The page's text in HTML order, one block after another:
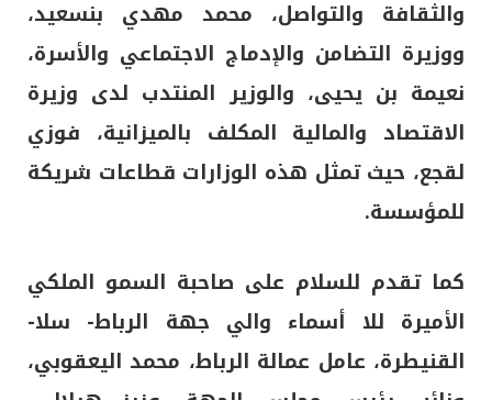
والثقافة والتواصل، محمد مهدي بنسعيد،
ووزيرة التضامن والإدماج الاجتماعي والأسرة،
نعيمة بن يحيى، والوزير المنتدب لدى وزيرة
الاقتصاد والمالية المكلف بالميزانية، فوزي
لقجع، حيث تمثل هذه الوزارات قطاعات شريكة
للمؤسسة.
كما تقدم للسلام على صاحبة السمو الملكي
الأميرة للا أسماء والي جهة الرباط- سلا-
القنيطرة، عامل عمالة الرباط، محمد اليعقوبي،